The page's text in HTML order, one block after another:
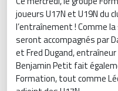
joueurs U17N et U19N du
l’entraînement ! Comme
seront accompagnés par
et Fred Dugand,
Benjamin Petit fait
Formation, tout comme